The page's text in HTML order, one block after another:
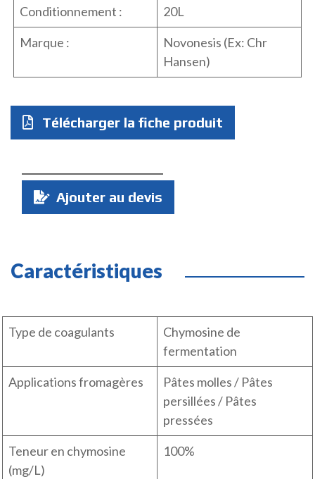
Conditionnement :
20L
Marque :
Novonesis (Ex: Chr
Hansen)
Télécharger la fiche produit
Quantité
Ajouter au devis
Caractéristiques
Type de coagulants
Chymosine de
fermentation
Applications fromagères
Pâtes molles / Pâtes
persillées / Pâtes
pressées
Teneur en chymosine
(mg/L)
100%